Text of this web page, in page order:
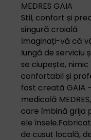
MEDRES GAIA
Stil, confort și
singură croială
Imaginați-vă că
lungă de serviciu
se ciupește,
confortabil și
fost creată GAIA
medicală
care îmbină grija
ele însele.
de cusut locală,